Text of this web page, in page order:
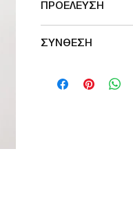
ΠΡΟΕΛΕΥΣΗ
ΣΥΝΘΕΣΗ